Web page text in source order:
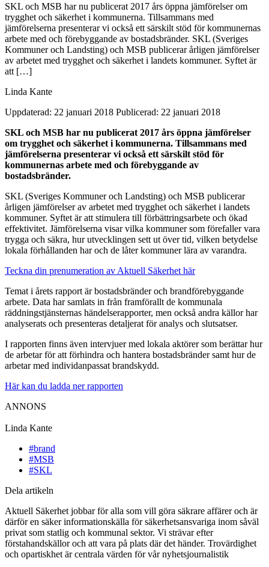
SKL och MSB har nu publicerat 2017 års öppna jämförelser om
trygghet och säkerhet i kommunerna. Tillsammans med
jämförelserna presenterar vi också ett särskilt stöd för kommunernas
arbete med och förebyggande av bostadsbränder. SKL (Sveriges
Kommuner och Landsting) och MSB publicerar årligen jämförelser
av arbetet med trygghet och säkerhet i landets kommuner. Syftet är
att […]
Linda Kante
Uppdaterad: 22 januari 2018 Publicerad: 22 januari 2018
SKL och MSB har nu publicerat 2017 års öppna jämförelser
om trygghet och säkerhet i kommunerna. Tillsammans med
jämförelserna presenterar vi också ett särskilt stöd för
kommunernas arbete med och förebyggande av
bostadsbränder.
SKL (Sveriges Kommuner och Landsting) och MSB publicerar
årligen jämförelser av arbetet med trygghet och säkerhet i landets
kommuner. Syftet är att stimulera till förbättringsarbete och ökad
effektivitet. Jämförelserna visar vilka kommuner som förefaller vara
trygga och säkra, hur utvecklingen sett ut över tid, vilken betydelse
lokala förhållanden har och de låter kommuner lära av varandra.
Teckna din prenumeration av Aktuell Säkerhet här
Temat i årets rapport är bostadsbränder och brandförebyggande
arbete. Data har samlats in från framförallt de kommunala
räddningstjänsternas händelserapporter, men också andra källor har
analyserats och presenteras detaljerat för analys och slutsatser.
I rapporten finns även intervjuer med lokala aktörer som berättar hur
de arbetar för att förhindra och hantera bostadsbränder samt hur de
arbetar med individanpassat brandskydd.
Här kan du ladda ner rapporten
ANNONS
Linda Kante
#brand
#MSB
#SKL
Dela artikeln
Aktuell Säkerhet jobbar för alla som vill göra säkrare affärer och är
därför en säker informationskälla för säkerhetsansvariga inom såväl
privat som statlig och kommunal sektor. Vi strävar efter
förstahandskällor och att vara på plats där det händer. Trovärdighet
och opartiskhet är centrala värden för vår nyhetsjournalistik